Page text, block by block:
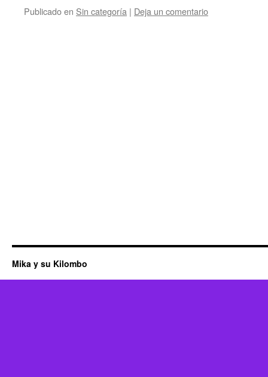
Publicado en Sin categoría | Deja un comentario
Mika y su Kilombo